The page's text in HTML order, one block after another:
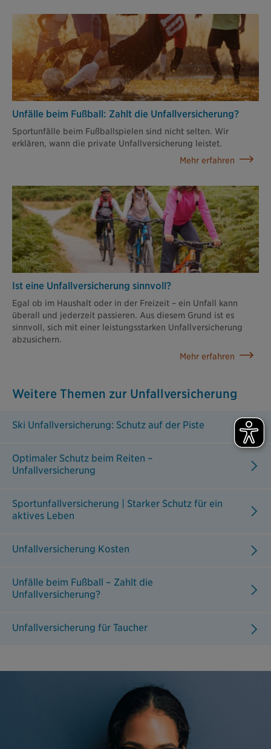
Unfälle beim Fußball: Zahlt die Unfall­versicherung?
Sportunfälle beim Fußballspielen sind nicht selten. Wir
erklären, wann die private Unfallversicherung leistet.
Mehr erfahren
Ist eine Unfallver­sicherung sinnvoll?
Egal ob im Haushalt oder in der Freizeit – ein Unfall kann
überall und jederzeit passieren. Aus diesem Grund ist es
sinnvoll, sich mit einer leistungsstarken Unfallversicherung
abzusichern.
Mehr erfahren
Weitere Themen zur Unfallversicherung
Ski Unfallversicherung: Schutz auf der Piste
Optimaler Schutz beim Reiten –
Unfallversicherung
Sportunfallversicherung | Starker Schutz für ein
aktives Leben
Unfallversicherung Kosten
Unfälle beim Fußball – Zahlt die
Unfallversicherung?
Unfallversicherung für Taucher